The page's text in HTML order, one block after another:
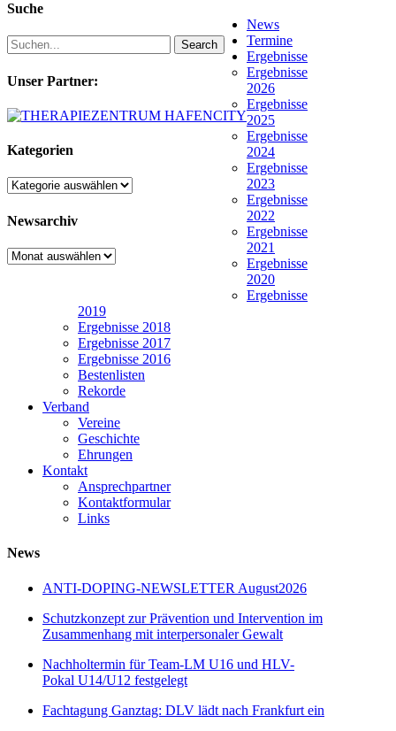
Suche
Search
Unser Partner:
Kategorien
Kategorien
Newsarchiv
Newsarchiv
News
Termine
Ergebnisse
Ergebnisse
2026
Ergebnisse
2025
Ergebnisse
2024
Ergebnisse
2023
Ergebnisse
2022
Ergebnisse
2021
Ergebnisse
2020
Ergebnisse
2019
Ergebnisse 2018
Ergebnisse 2017
Ergebnisse 2016
Bestenlisten
Rekorde
Verband
Vereine
Geschichte
Ehrungen
Kontakt
Ansprechpartner
Kontaktformular
Links
News
ANTI-DOPING-NEWSLETTER August2026
Schutzkonzept zur Prävention und Intervention im
Zusammenhang mit interpersonaler Gewalt
Nachholtermin für Team-LM U16 und HLV-
Pokal U14/U12 festgelegt
Fachtagung Ganztag: DLV lädt nach Frankfurt ein